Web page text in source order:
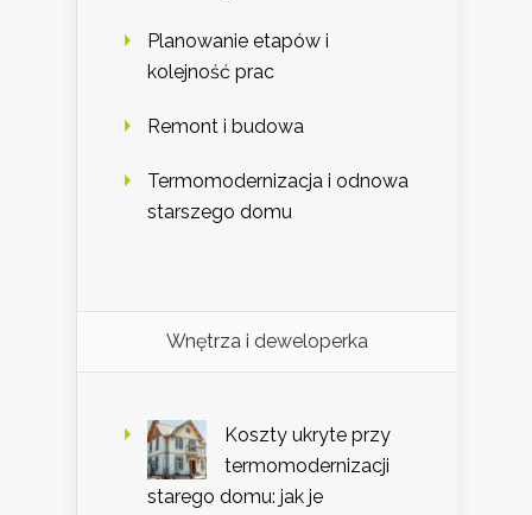
Planowanie etapów i
kolejność prac
Remont i budowa
Termomodernizacja i odnowa
starszego domu
Wnętrza i deweloperka
Koszty ukryte przy
termomodernizacji
starego domu: jak je